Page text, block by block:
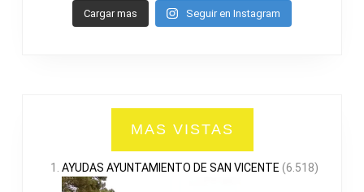
Cargar mas Seguir en Instagram
MAS VISTAS
AYUDAS AYUNTAMIENTO DE SAN VICENTE (6.518)